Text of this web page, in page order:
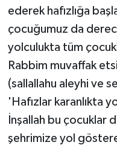
ederek hafızlığa
çocuğumuz da
yolculukta tüm
Rabbim muvaffak
(sallallahu aleyhi ve
'Hafızlar karanlıkta
İnşallah bu çocuklar
şehrimize yol
YEREL
Yerel Haberler